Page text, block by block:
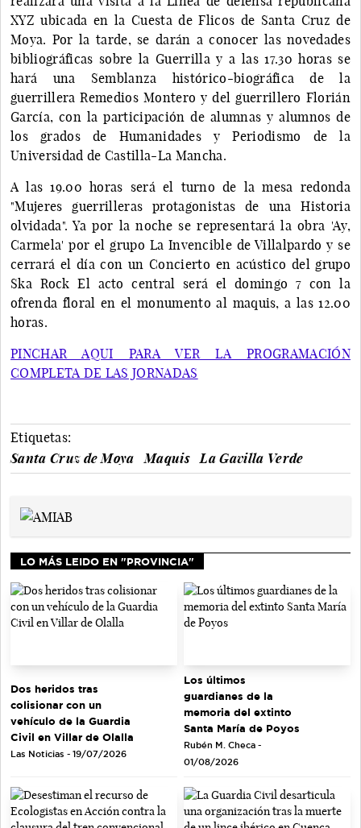
XYZ ubicada en la Cuesta de Flicos de Santa Cruz de
Moya. Por la tarde, se darán a conocer las novedades
bibliográficas sobre la Guerrilla y a las 17.30 horas se
hará una Semblanza histórico-biográfica de la
guerrillera Remedios Montero y del guerrillero Florián
García, con la participación de alumnas y alumnos de
los grados de Humanidades y Periodismo de la
Universidad de Castilla-La Mancha.
A las 19.00 horas será el turno de la mesa redonda
"Mujeres guerrilleras protagonistas de una Historia
olvidada". Ya por la noche se representará la obra 'Ay,
Carmela' por el grupo La Invencible de Villalpardo y se
cerrará el día con un Concierto en acústico del grupo
Ska Rock El acto central será el domingo 7 con la
ofrenda floral en el monumento al maquis, a las 12.00
horas.
PINCHAR AQUI PARA VER LA PROGRAMACIÓN
COMPLETA DE LAS JORNADAS
Etiquetas:
Santa Cruz de Moya
Maquis La Gavilla Verde
LO MÁS LEIDO EN "PROVINCIA"
Dos heridos tras
colisionar con un
vehículo de la Guardia
Civil en Villar de Olalla
Las Noticias - 19/07/2026
Los últimos
guardianes de la
memoria del extinto
Santa María de Poyos
Rubén M. Checa -
01/08/2026